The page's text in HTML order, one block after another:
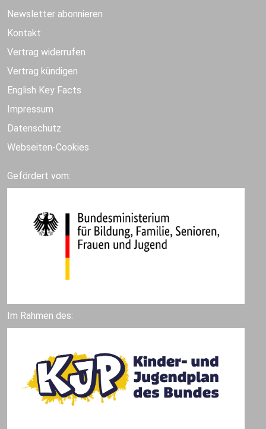
Newsletter abonnieren
Kontakt
Vertrag widerrufen
Vertrag kündigen
English Key Facts
Impressum
Datenschutz
Webseiten-Cookies
Gefördert vom:
Im Rahmen des: